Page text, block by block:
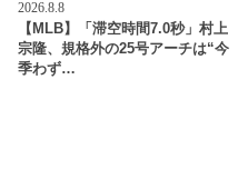
2026.8.8
【MLB】「滞空時間7.0秒」村上
宗隆、規格外の25号アーチは“今
季わず…